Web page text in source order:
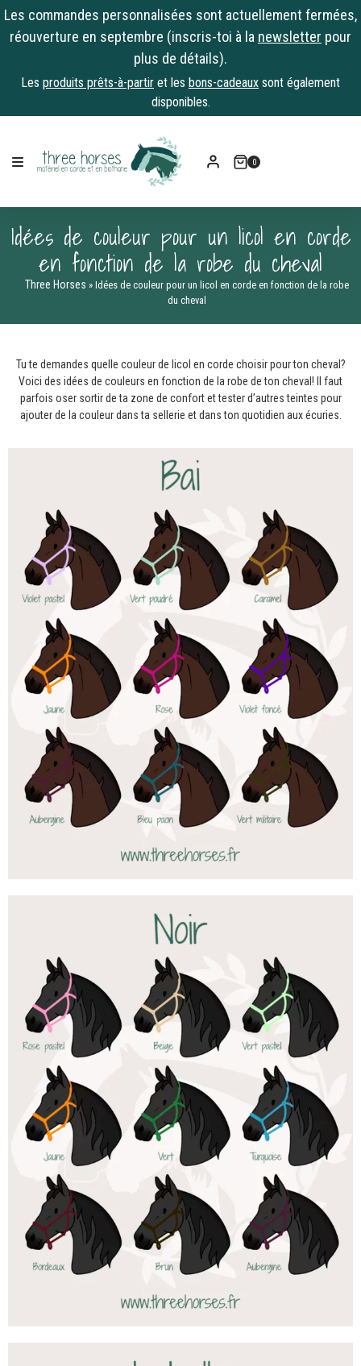
Les commandes personnalisées sont actuellement fermées,
réouverture en septembre (inscris-toi à la newsletter pour
plus de détails).
Les produits prêts-à-partir et les bons-cadeaux sont également
disponibles.
0
Idées de couleur pour un licol en corde
en fonction de la robe du cheval
Three Horses » Idées de couleur pour un licol en corde en fonction de la robe
du cheval
Tu te demandes quelle couleur de licol en corde choisir pour ton cheval?
Voici des idées de couleurs en fonction de la robe de ton cheval! Il faut
parfois oser sortir de ta zone de confort et tester d’autres teintes pour
ajouter de la couleur dans ta sellerie et dans ton quotidien aux écuries.